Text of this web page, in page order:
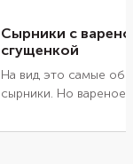
Сырники с
сгущенкой
На вид это самые
сырники. Но вареное
завтрак больше